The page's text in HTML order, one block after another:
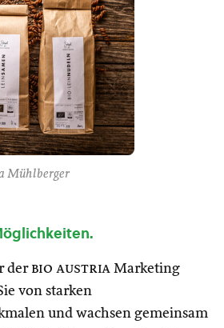
Mühlberger
der bio austria Marketing
von starken
und wachsen gemeinsam